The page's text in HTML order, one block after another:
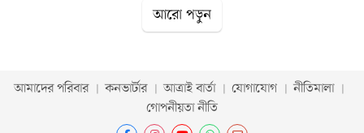
অবসান ঘটাতে যুক্তরাষ্ট্রের প্রস্তাবের জবাব পাকিস্তানের মাধ্যমে পাঠায়।
যেকোনো আগ্রাসনের বিরুদ্ধে ইরান ‘স্মরণীয় শিক্ষা’ দিতে প্রস্তুত। তিনি
এক্সে দেওয়া এক পোস্টে লেখেন, ‘আমাদের সশস্ত্র বাহিনী যেকোনো
আগ্রাসনের জবাবে স্মরণীয় শিক্ষা দিতে প্রস্তুত।’ তিনি আরও বলেন, ‘ভুল
আরো পড়ুন
আমাদের পরিবার কনভার্টার আত্রাই বার্তা যোগাযোগ
নীতিমালা
গোপনীয়তা নীতি